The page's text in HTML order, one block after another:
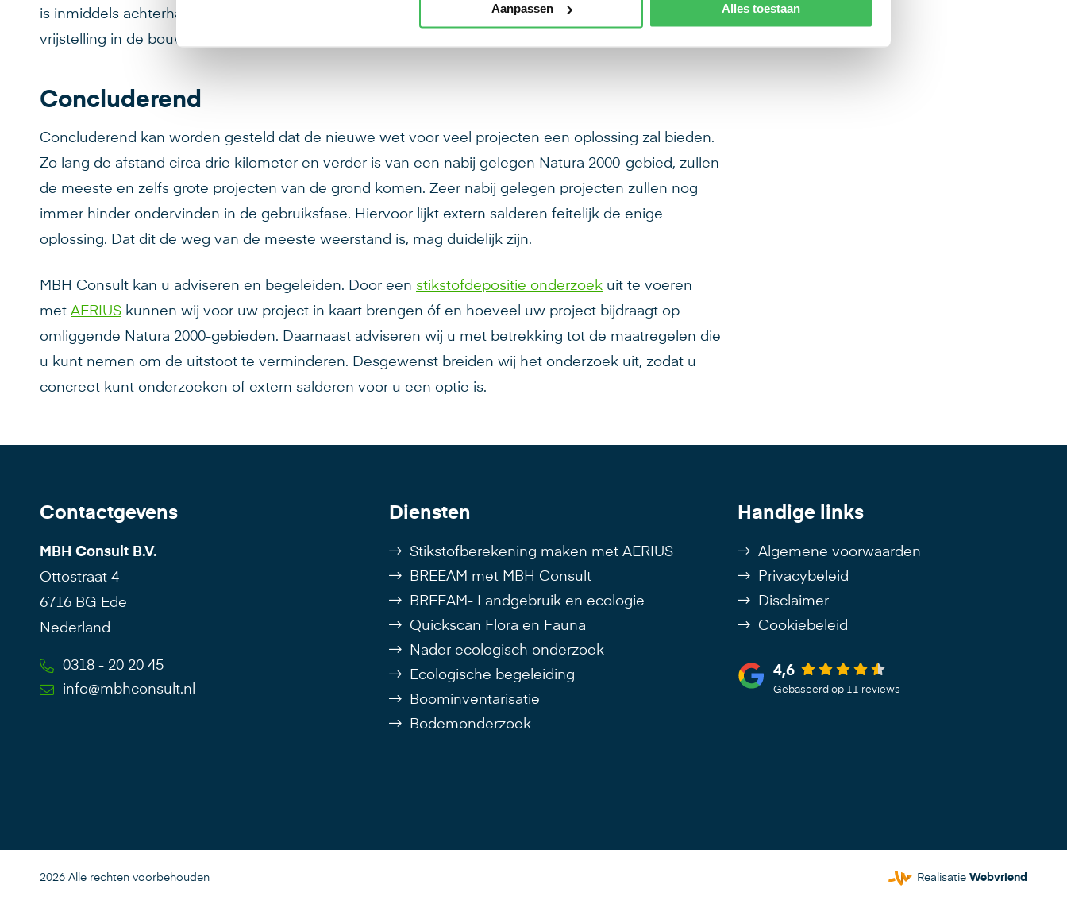
Aanpassen Alles toestaan
is inmiddels achterhaald, omdat dit enkel werkt voor een tijdelijke situatie. Die is al opgelost met de
vrijstelling in de bouwfase door de nieuwe wet.
Concluderend
Concluderend kan worden gesteld dat de nieuwe wet voor veel projecten een oplossing zal bieden.
Zo lang de afstand circa drie kilometer en verder is van een nabij gelegen Natura 2000-gebied, zullen
de meeste en zelfs grote projecten van de grond komen. Zeer nabij gelegen projecten zullen nog
immer hinder ondervinden in de gebruiksfase. Hiervoor lijkt extern salderen feitelijk de enige
oplossing. Dat dit de weg van de meeste weerstand is, mag duidelijk zijn.
MBH Consult kan u adviseren en begeleiden. Door een stikstofdepositie onderzoek uit te voeren
met AERIUS kunnen wij voor uw project in kaart brengen óf en hoeveel uw project bijdraagt op
omliggende Natura 2000-gebieden. Daarnaast adviseren wij u met betrekking tot de maatregelen die
u kunt nemen om de uitstoot te verminderen. Desgewenst breiden wij het onderzoek uit, zodat u
concreet kunt onderzoeken of extern salderen voor u een optie is.
Contactgevens
MBH Consult B.V.
Ottostraat 4
6716 BG Ede
Nederland
0318 - 20 20 45
info@mbhconsult.nl
Diensten
Stikstofberekening maken met AERIUS
BREEAM met MBH Consult
BREEAM- Landgebruik en ecologie
Quickscan Flora en Fauna
Nader ecologisch onderzoek
Ecologische begeleiding
Boominventarisatie
Bodemonderzoek
Handige links
Algemene voorwaarden
Privacybeleid
Disclaimer
Cookiebeleid
4,6
Gebaseerd op 11 reviews
2026 Alle rechten voorbehouden Realisatie Webvriend